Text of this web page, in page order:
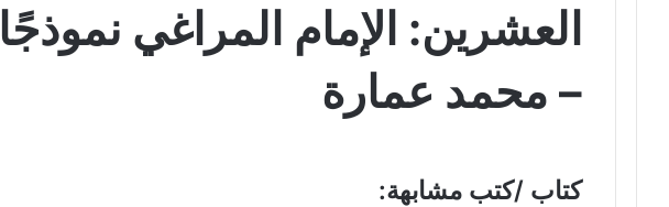
العشرين: الإمام المراغي نموذجًا
– محمد عمارة
كتاب /كتب مشابهة: